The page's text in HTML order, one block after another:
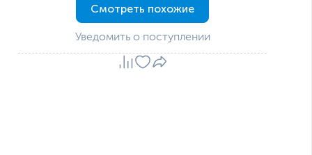
Смотреть похожие
Уведомить о поступлении